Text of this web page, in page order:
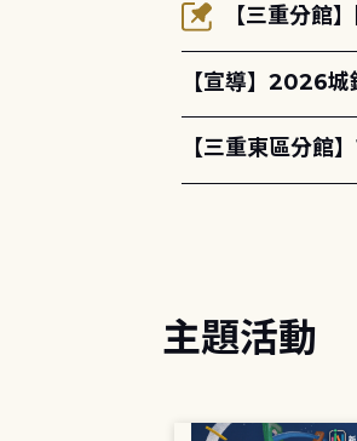
【三重分館
【宣導】2026城
【三重東區分館
主題活動